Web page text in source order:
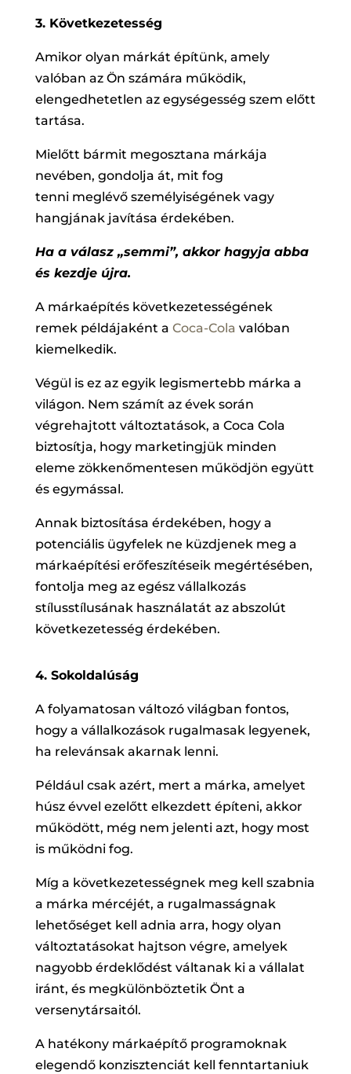
3. Következetesség
Amikor olyan márkát építünk, amely
valóban az Ön számára működik,
elengedhetetlen az egységesség szem előtt
tartása.
Mielőtt bármit megosztana márkája
nevében, gondolja át, mit fog
tenni meglévő személyiségének vagy
hangjának javítása érdekében.
Ha a válasz „semmi”, akkor hagyja abba
és kezdje újra.
A márkaépítés következetességének
remek példájaként a Coca-Cola valóban
kiemelkedik.
Végül is ez az egyik legismertebb márka a
világon. Nem számít az évek során
végrehajtott változtatások, a Coca Cola
biztosítja, hogy marketingjük minden
eleme zökkenőmentesen működjön együtt
és egymással.
Annak biztosítása érdekében, hogy a
potenciális ügyfelek ne küzdjenek meg a
márkaépítési erőfeszítéseik megértésében,
fontolja meg az egész vállalkozás
stílusstílusának használatát az abszolút
következetesség érdekében.
4. Sokoldalúság
A folyamatosan változó világban fontos,
hogy a vállalkozások rugalmasak legyenek,
ha relevánsak akarnak lenni.
Például csak azért, mert a márka, amelyet
húsz évvel ezelőtt elkezdett építeni, akkor
működött, még nem jelenti azt, hogy most
is működni fog.
Míg a következetességnek meg kell szabnia
a márka mércéjét, a rugalmasságnak
lehetőséget kell adnia arra, hogy olyan
változtatásokat hajtson végre, amelyek
nagyobb érdeklődést váltanak ki a vállalat
iránt, és megkülönböztetik Önt a
versenytársaitól.
A hatékony márkaépítő programoknak
elegendő konzisztenciát kell fenntartaniuk